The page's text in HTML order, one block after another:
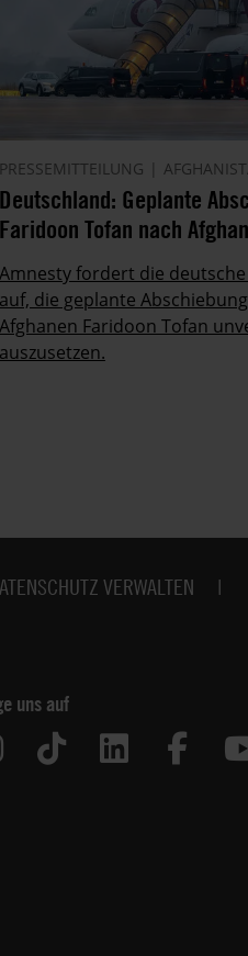
PRESSEMITTEILUNG
Deutschland: Geplante
Faridoon Tofan nach
Amnesty fordert die
auf, die geplante
Afghanen Faridoon Tofan
auszusetzen.
VERWALTEN
uns auf